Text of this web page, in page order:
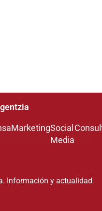
MarketingSocial
Media
Información y actualidad